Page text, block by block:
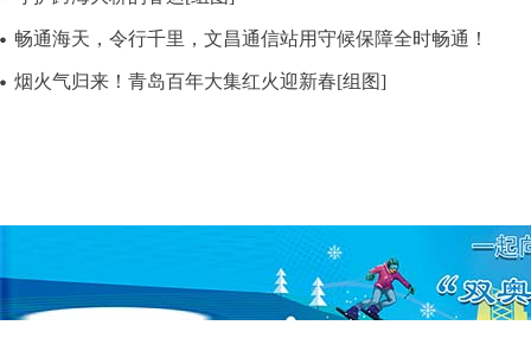
畅通海天，令行千里，文昌通信站用守候保障全时畅通！
烟火气归来！青岛百年大集红火迎新春[组图]